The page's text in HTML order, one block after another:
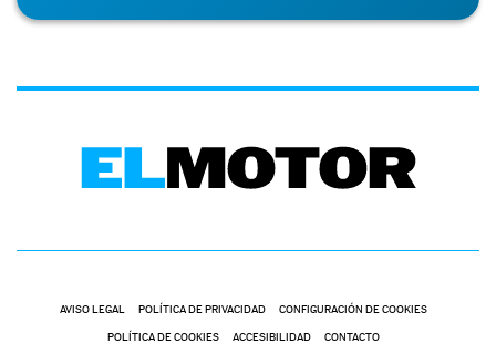
AVISO LEGAL POLÍTICA DE PRIVACIDAD CONFIGURACIÓN DE COOKIES
POLÍTICA DE COOKIES ACCESIBILIDAD CONTACTO